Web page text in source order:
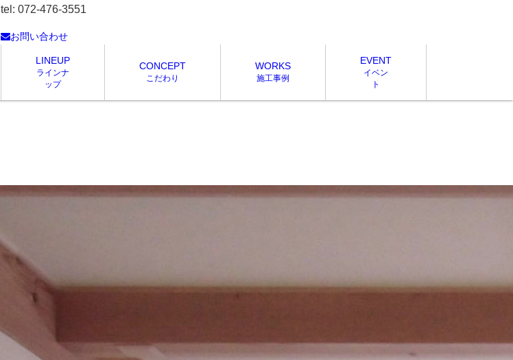
tel: 072-476-3551
お問い合わせ
LINEUP
ラインナ
ップ
CONCEPT
こだわり
WORKS
施工事例
EVENT
イベン
ト